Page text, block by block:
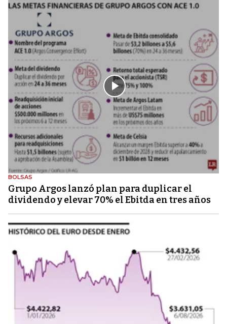
BOLSAS
Grupo Argos lanzó plan para duplicar el
dividendo y elevar 70% el Ebitda en tres años